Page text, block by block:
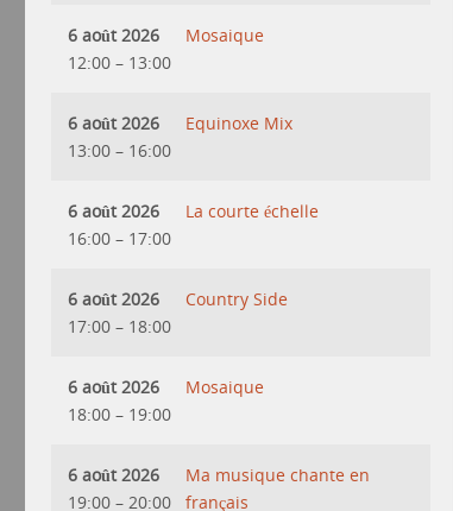
6 août 2026
12:00 – 13:00
Mosaique
6 août 2026
13:00 – 16:00
Equinoxe Mix
6 août 2026
16:00 – 17:00
La courte échelle
6 août 2026
17:00 – 18:00
Country Side
6 août 2026
18:00 – 19:00
Mosaique
6 août 2026
19:00 – 20:00
Ma musique chante en
français